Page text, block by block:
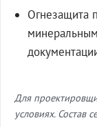
Огнезащита
Для
условиях. Состав